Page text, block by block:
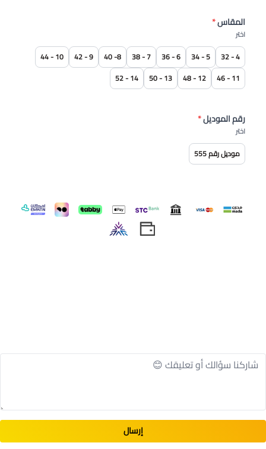
تم تصميم قصة المريول مع جيوب جانبية، مما يوفر مساحة
متوفر بعدة مقاسات ملائمة يمكنك اختيار المقاس
المناسب لك من بين مجموعة مقاسات متنوعة، مما يضمن
ملاءمة مثالية وراحة في الارتداء.
المقاس*
اختر
4 - 32
5 - 34
6 - 36
7 - 38
8- 40
9 - 42
10 - 44
11 - 46
12 - 48
13 - 50
14 - 52
رقم الموديل*
اختر
موديل رقم 555
إرسال